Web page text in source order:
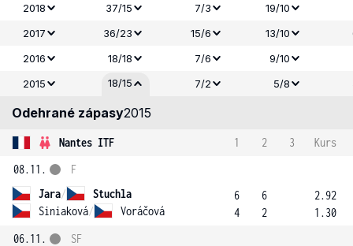
2018
37/15 7/3
19/10
2017
36/23 15/6 13/10
2016
18/18 7/6
9/10
2015
18/15 7/2 5/8
Odehrané zápasy2015
Nantes ITF 1 2 3
Kurs
08.11.
Jara/
Stuchla
Siniaková/ Voráčová
F
6
4
6
2
2.92
1.30
06.11.
SF